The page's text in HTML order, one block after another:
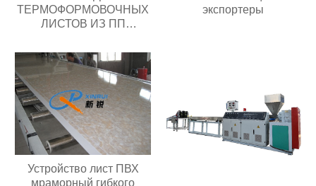
ТЕРМОФОРМОВОЧНЫХ
ЛИСТОВ ИЗ ПП
экспортеры
Устройство лист ПВХ
мраморный гибкого